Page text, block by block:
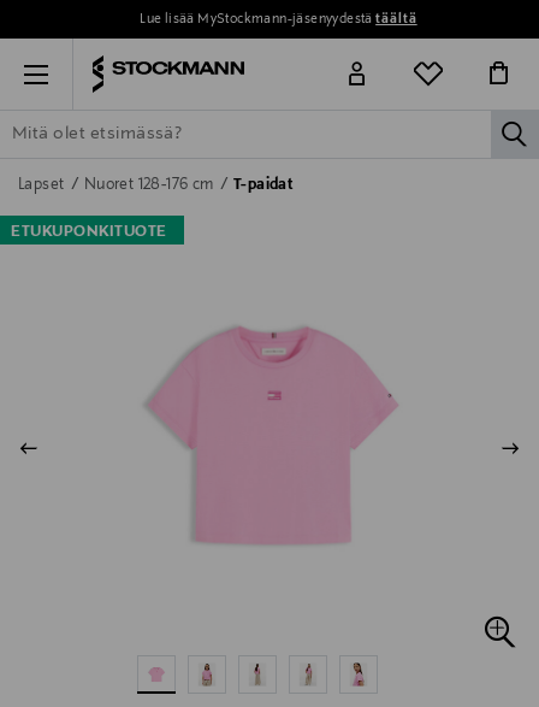
Lue lisää MyStockmann-jäsenyydestätäältä
Menu
ETSI KAIKKI NAISET MIEHET
Lapset Nuoret 128-176 cm T-paidat
ETUKUPONKITUOTE